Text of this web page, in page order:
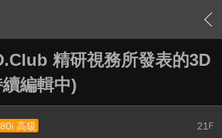
體特區 › 內容
精研視務所發表的3D
編輯中)
21 F
高級